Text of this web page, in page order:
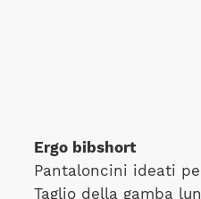
Ergo bibshort
Pantaloncini ideati
Taglio della gamba